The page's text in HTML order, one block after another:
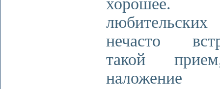
любительских
нечасто
такой
наложение